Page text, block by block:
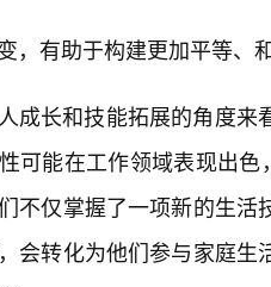
，有助于构建更加平等、
成长和技能拓展的角度
可能在工作领域表现出
不仅掌握了一项新的生
会转化为他们参与家庭